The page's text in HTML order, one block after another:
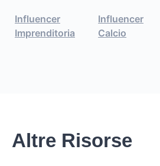
Influencer
Imprenditoria
Influencer
Calcio
Altre Risorse